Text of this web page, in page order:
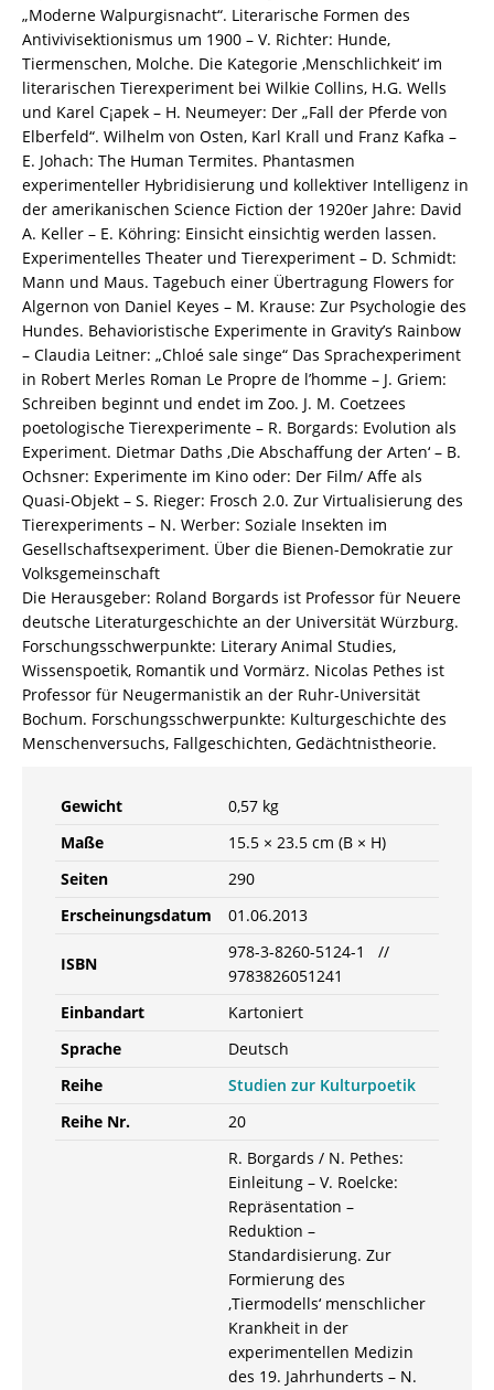
978-
3-
82-
605124-
1
Menge
„Moderne Walpurgisnacht“. Literarische Formen des
Antivivisektionismus um 1900 – V. Richter: Hunde,
Tiermenschen, Molche. Die Kategorie ‚Menschlichkeit‘ im
literarischen Tierexperiment bei Wilkie Collins, H.G. Wells
und Karel C¡apek – H. Neumeyer: Der „Fall der Pferde von
Elberfeld“. Wilhelm von Osten, Karl Krall und Franz Kafka –
E. Johach: The Human Termites. Phantasmen
experimenteller Hybridisierung und kollektiver Intelligenz in
der amerikanischen Science Fiction der 1920er Jahre: David
A. Keller – E. Köhring: Einsicht einsichtig werden lassen.
Experimentelles Theater und Tierexperiment – D. Schmidt:
Mann und Maus. Tagebuch einer Übertragung Flowers for
Algernon von Daniel Keyes – M. Krause: Zur Psychologie des
Hundes. Behavioristische Experimente in Gravity’s Rainbow
– Claudia Leitner: „Chloé sale singe“ Das Sprachexperiment
in Robert Merles Roman Le Propre de l’homme – J. Griem:
Schreiben beginnt und endet im Zoo. J. M. Coetzees
poetologische Tierexperimente – R. Borgards: Evolution als
Experiment. Dietmar Daths ,Die Abschaffung der Arten‘ – B.
Ochsner: Experimente im Kino oder: Der Film/ Affe als
Quasi-Objekt – S. Rieger: Frosch 2.0. Zur Virtualisierung des
Tierexperiments – N. Werber: Soziale Insekten im
Gesellschaftsexperiment. Über die Bienen-Demokratie zur
Volksgemeinschaft
Die Herausgeber: Roland Borgards ist Professor für Neuere
deutsche Literaturgeschichte an der Universität Würzburg.
Forschungsschwerpunkte: Literary Animal Studies,
Wissenspoetik, Romantik und Vormärz. Nicolas Pethes ist
Professor für Neugermanistik an der Ruhr-Universität
Bochum. Forschungsschwerpunkte: Kulturgeschichte des
Menschenversuchs, Fallgeschichten, Gedächtnistheorie.
Gewicht
0,57 kg
Maße
15.5 × 23.5 cm (B × H)
Seiten
290
Erscheinungsdatum
01.06.2013
ISBN
978-3-8260-5124-1 //
9783826051241
Einbandart
Kartoniert
Sprache
Deutsch
Reihe
Studien zur Kulturpoetik
Reihe Nr.
20
R. Borgards / N. Pethes:
Einleitung – V. Roelcke:
Repräsentation –
Reduktion –
Standardisierung. Zur
Formierung des
‚Tiermodells‘ menschlicher
Krankheit in der
experimentellen Medizin
des 19. Jahrhunderts – N.